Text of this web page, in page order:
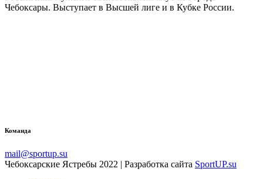
Чебоксары. Выступает в Высшей лиге и в Кубке России.
Команда
mail@sportup.su
Чебоксарские Ястребы 2022 | Разработка сайта SportUP.su